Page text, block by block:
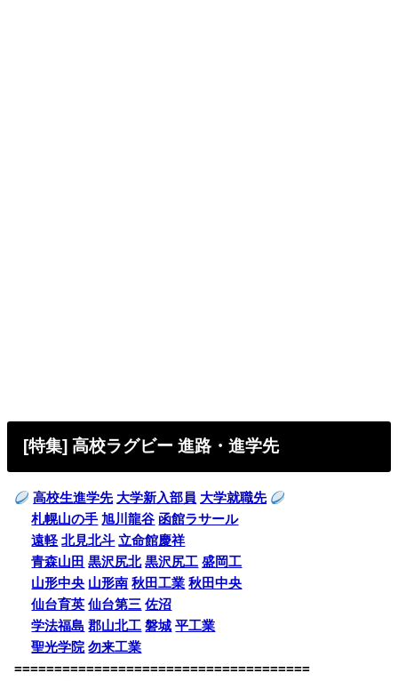
[特集] 高校ラグビー 進路・進学先
高校生進学先 大学新入部員 大学就職先
札幌山の手 旭川龍谷 函館ラサール
遠軽 北見北斗 立命館慶祥
青森山田 黒沢尻北 黒沢尻工 盛岡工
山形中央 山形南 秋田工業 秋田中央
仙台育英 仙台第三 佐沼
学法福島 郡山北工 磐城 平工業
聖光学院 勿来工業
=====================================